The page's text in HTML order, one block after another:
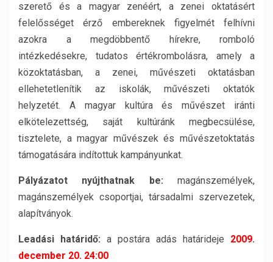
szerető és a magyar zenéért, a zenei oktatásért
felelősséget érző embereknek figyelmét felhívni
azokra a megdöbbentő hírekre, romboló
intézkedésekre, tudatos értékrombolásra, amely a
közoktatásban, a zenei, művészeti oktatásban
ellehetetlenítik az iskolák, művészeti oktatók
helyzetét. A magyar kultúra és művészet iránti
elkötelezettség, saját kultúránk megbecsülése,
tisztelete, a magyar művészek és művészetoktatás
támogatására indítottuk kampányunkat.
Pályázatot nyújthatnak be: magánszemélyek,
magánszemélyek csoportjai, társadalmi szervezetek,
alapítványok.
Leadási határidő: a postára adás határideje 2009.
december 20. 24:00